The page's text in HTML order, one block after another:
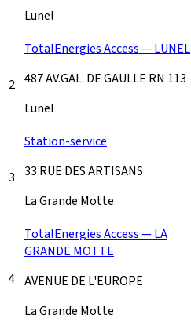
Lunel
2
TotalEnergies Access — LUNEL
487 AV.GAL. DE GAULLE RN 113
Lunel
3
Station-service
33 RUE DES ARTISANS
La Grande Motte
4
TotalEnergies Access — LA
GRANDE MOTTE
AVENUE DE L'EUROPE
La Grande Motte